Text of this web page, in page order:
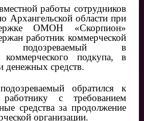
работы сотрудников
области при
ОМОН «Скорпион»
работник коммерческой
подозреваемый в
коммерческого подкупа, в
денежных средств.
обратился к
с требованием
средства за продолжение
организации.